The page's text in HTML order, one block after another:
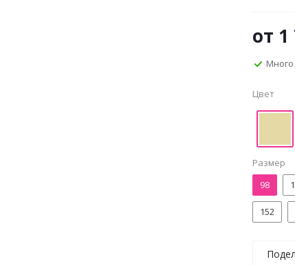
от 1
Много
Цвет
Размер
98
152